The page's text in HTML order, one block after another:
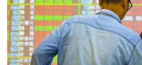
股中更有近9成屬於高度參與台積電供應鏈
成分股有24檔涵蓋於AI三層架構中，具備高
勢。法人建議，投資人若想掌握台灣步上AI
定期定額或分批存零股的方式，布局具備高
高含「發」（聯發科）成分的半導體ETF，不
的成長紅利，更能有效降低單一個股的短期